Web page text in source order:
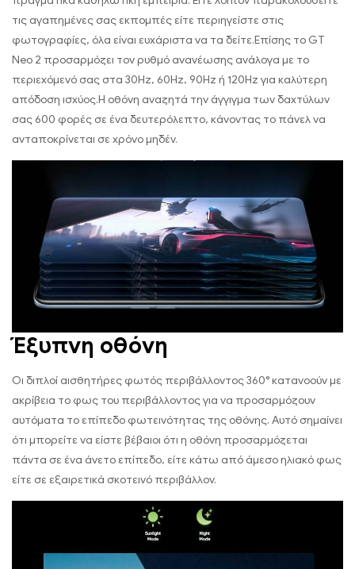
τις αγαπημένες σας εκπομπές είτε περιηγείστε στις
φωτογραφίες, όλα είναι ευχάριστα να τα δείτε.Επίσης το GT
Neo 2 προσαρμόζει τον ρυθμό ανανέωσης ανάλογα με το
περιεχόμενό σας στα 30Hz, 60Hz, 90Hz ή 120Hz για καλύτερη
απόδοση ισχύος.Η οθόνη αναζητά την άγγιγμα των δαχτύλων
σας 600 φορές σε ένα δευτερόλεπτο, κάνοντας το πάνελ να
ανταποκρίνεται σε χρόνο μηδέν.
Έξυπνη οθόνη
Οι διπλοί αισθητήρες φωτός περιβάλλοντος 360° κατανοούν με
ακρίβεια το φως του περιβάλλοντος για να προσαρμόζουν
αυτόματα το επίπεδο φωτεινότητας της οθόνης. Αυτό σημαίνει
ότι μπορείτε να είστε βέβαιοι ότι η οθόνη προσαρμόζεται
πάντα σε ένα άνετο επίπεδο, είτε κάτω από άμεσο ηλιακό φως
είτε σε εξαιρετικά σκοτεινό περιβάλλον.